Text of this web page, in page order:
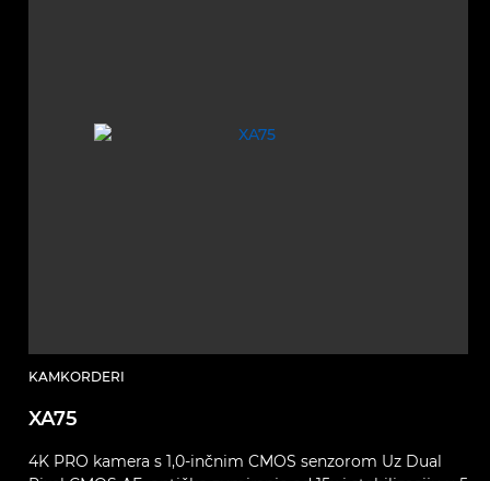
KAMKORDERI
XA75
4K PRO kamera s 1,0-inčnim CMOS senzorom Uz Dual